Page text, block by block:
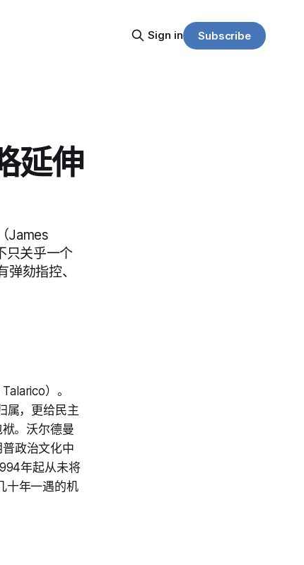
Sign in Subscribe
延伸
James
只关乎一个
劾指控、
）。
属，更给民主
。沃尔德曼
政治文化中
年起从未将
十年一遇的机